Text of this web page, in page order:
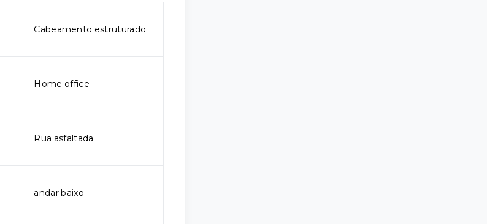
Cabeamento estruturado
Home office
Rua asfaltada
andar baixo